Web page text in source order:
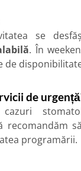
se
. În
de
de
cazuri
recomandăm
programării.